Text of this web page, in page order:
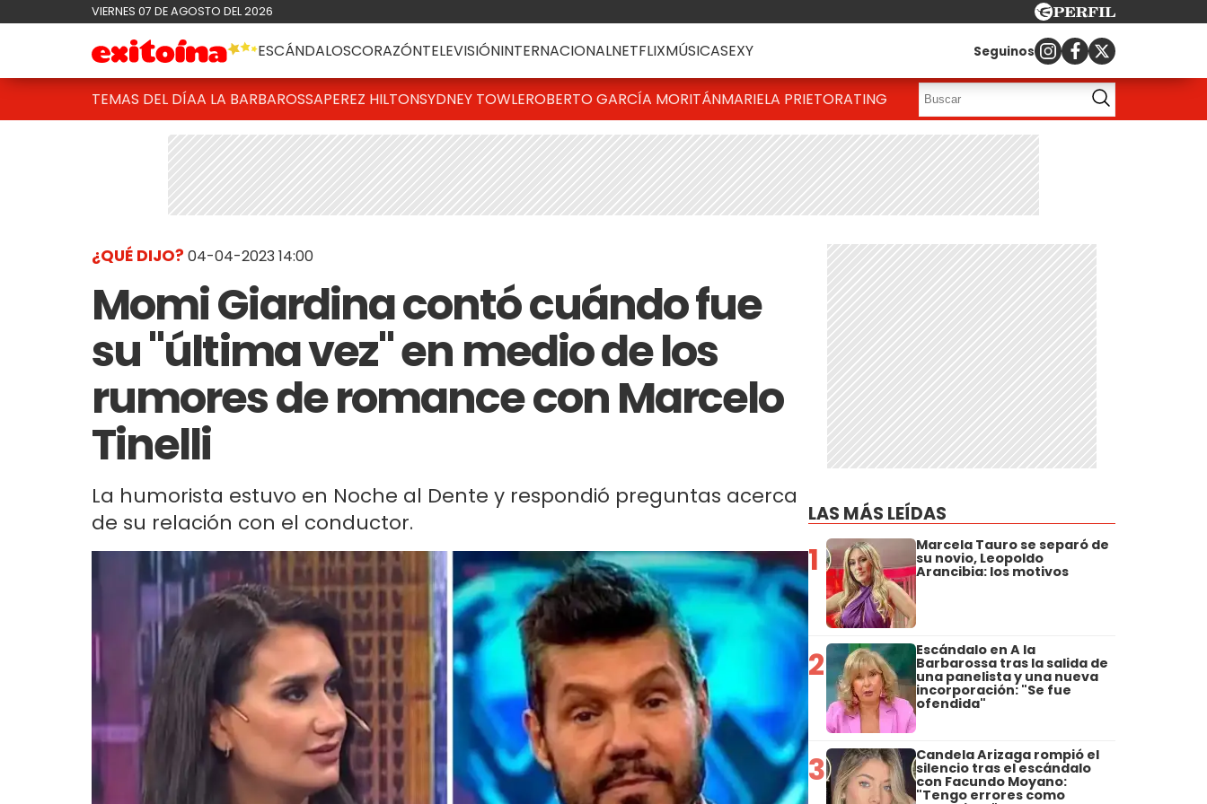
VIERNES 07 DE AGOSTO DEL 2026
ESCÁNDALOSCORAZÓNTELEVISIÓNINTERNACIONALNETFLIXMÚSICASEXY Seguinos
TEMAS DEL DÍAA LA BARBAROSSAPEREZ HILTONSYDNEY TOWLEROBERTO GARCÍA MORITÁNMARIELA PRIETORATING
¿QUÉ DIJO? 04-04-2023 14:00
Momi Giardina contó cuándo fue
su "última vez" en medio de los
rumores de romance con Marcelo
Tinelli
La humorista estuvo en Noche al Dente y respondió preguntas acerca
de su relación con el conductor.
LAS MÁS LEÍDAS
1 Marcela Tauro se separó de
su novio, Leopoldo
Arancibia: los motivos
2 Escándalo en A la
Barbarossa tras la salida de
una panelista y una nueva
incorporación: "Se fue
ofendida"
3 Candela Arizaga rompió el
silencio tras el escándalo
con Facundo Moyano:
"Tengo errores como